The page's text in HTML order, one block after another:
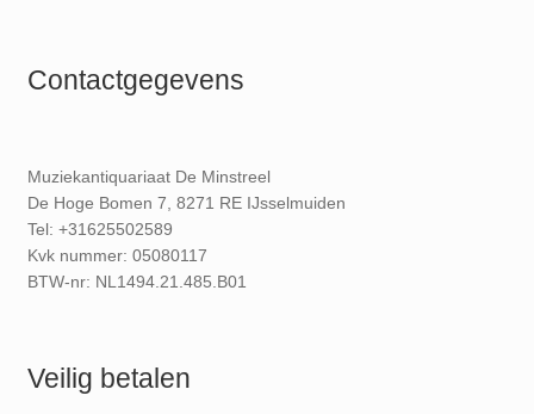
Contactgegevens
Muziekantiquariaat De Minstreel
De Hoge Bomen 7, 8271 RE IJsselmuiden
Tel: +31625502589
Kvk nummer: 05080117
BTW-nr: NL1494.21.485.B01
Veilig betalen